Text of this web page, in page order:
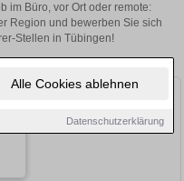
Alle Cookies ablehnen
Datenschutzerklärung
im Büro, vor Ort oder remote:
Region und bewerben Sie sich
Stellen in Tübingen!